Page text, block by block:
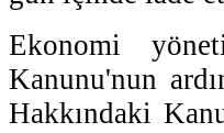
Ekonomi
Kanunu'nun
Hakkındaki